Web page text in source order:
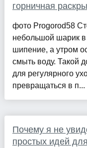
горничная
фото Progorod58
небольшой шарик
шипение, а утром
смыть воду. Такой
для регулярного
превращаться в п...
Почему я не
простых идей